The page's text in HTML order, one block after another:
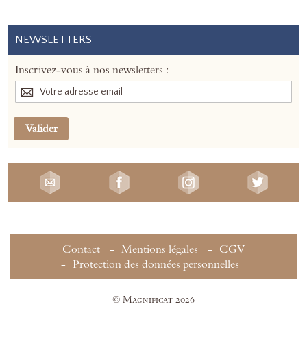
NEWSLETTERS
Inscrivez-vous à nos newsletters :
Valider
Contact Mentions légales
CGV
Protection des données personnelles
© Magnificat 2026